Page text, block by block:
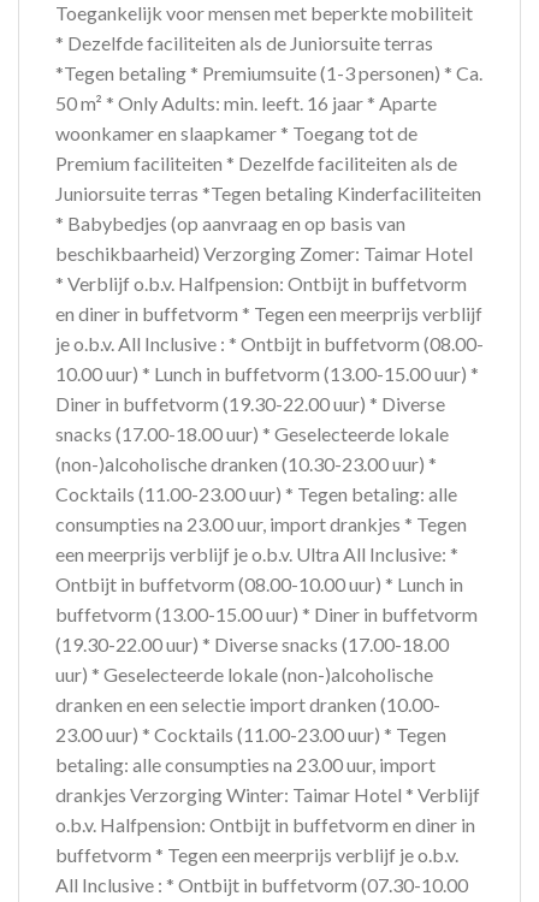
Toegankelijk voor mensen met beperkte mobiliteit
* Dezelfde faciliteiten als de Juniorsuite terras
*Tegen betaling * Premiumsuite (1-3 personen) * Ca.
50 m² * Only Adults: min. leeft. 16 jaar * Aparte
woonkamer en slaapkamer * Toegang tot de
Premium faciliteiten * Dezelfde faciliteiten als de
Juniorsuite terras *Tegen betaling Kinderfaciliteiten
* Babybedjes (op aanvraag en op basis van
beschikbaarheid) Verzorging Zomer: Taimar Hotel
* Verblijf o.b.v. Halfpension: Ontbijt in buffetvorm
en diner in buffetvorm * Tegen een meerprijs verblijf
je o.b.v. All Inclusive : * Ontbijt in buffetvorm (08.00-
10.00 uur) * Lunch in buffetvorm (13.00-15.00 uur) *
Diner in buffetvorm (19.30-22.00 uur) * Diverse
snacks (17.00-18.00 uur) * Geselecteerde lokale
(non-)alcoholische dranken (10.30-23.00 uur) *
Cocktails (11.00-23.00 uur) * Tegen betaling: alle
consumpties na 23.00 uur, import drankjes * Tegen
een meerprijs verblijf je o.b.v. Ultra All Inclusive: *
Ontbijt in buffetvorm (08.00-10.00 uur) * Lunch in
buffetvorm (13.00-15.00 uur) * Diner in buffetvorm
(19.30-22.00 uur) * Diverse snacks (17.00-18.00
uur) * Geselecteerde lokale (non-)alcoholische
dranken en een selectie import dranken (10.00-
23.00 uur) * Cocktails (11.00-23.00 uur) * Tegen
betaling: alle consumpties na 23.00 uur, import
drankjes Verzorging Winter: Taimar Hotel * Verblijf
o.b.v. Halfpension: Ontbijt in buffetvorm en diner in
buffetvorm * Tegen een meerprijs verblijf je o.b.v.
All Inclusive : * Ontbijt in buffetvorm (07.30-10.00